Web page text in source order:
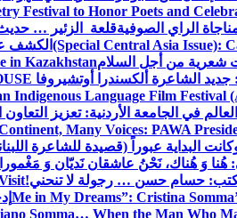
Festival to Honor Poets and
الراي الصوفيةقلعة الزئير … حديث
(Special Central Asia Issue): الكشف
شعرية من أجل السلامin Kazakhstan
جديد الشاعرة ألكسندرا أوتشيروفا
Indigenous Language Film Festival
في الجامعة الأردنية: تعزيز التعاون
Many Voices: PAWA
البداية عبوراً (قصيدة للشاعرة
هُنا وَ هُناك، نَحْنُ عاشقان نَديّان وَ
حسام حسن … رجولة لا تنحني!
Me in My Dreams”: Cristina
Somma… When the Man Who